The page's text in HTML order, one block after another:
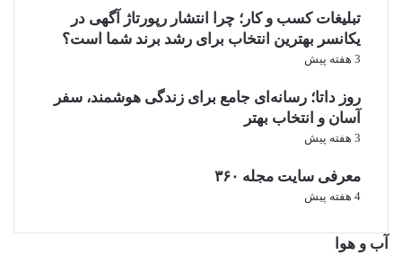
تبلیغات کسب و کار؛ چرا انتشار رپورتاژ آگهی در
یکانسر بهترین انتخاب برای رشد برند شما است؟
3 هفته پیش
روز داتا؛ رسانه‌ای جامع برای زندگی هوشمند، سفر
آسان و انتخاب بهتر
3 هفته پیش
معرفی سایت مجله ۳۶۰
4 هفته پیش
آب و هوا